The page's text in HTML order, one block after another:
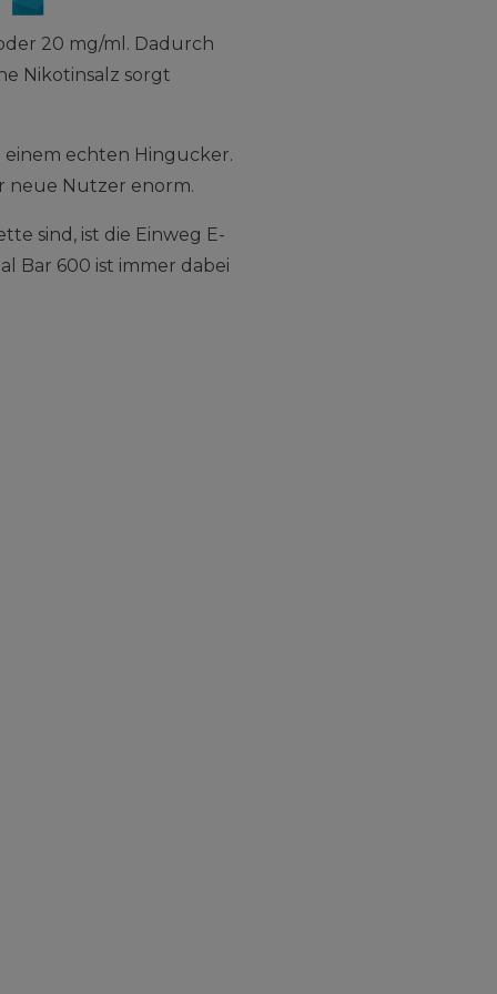
20 mg/ml. Dadurch
Nikotinsalz sorgt
einem echten Hingucker.
neue Nutzer enorm.
sind, ist die Einweg E-
Bar 600 ist immer dabei